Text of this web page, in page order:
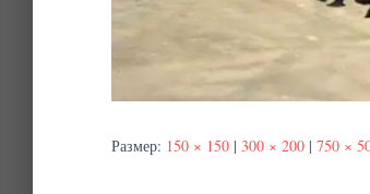
Размер: 150 × 150 | 300 × 200 | 750 ×